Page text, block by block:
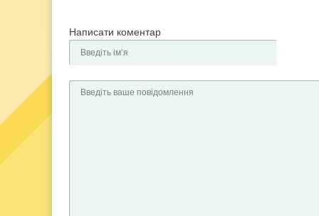
Написати коментар